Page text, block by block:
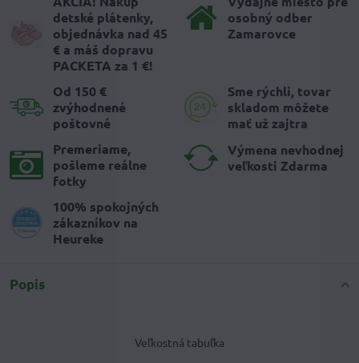
detské plátenky,
objednávka nad 45
€ a máš dopravu
PACKETA za 1 €!
osobný odber
Zamarovce
Od 150 €
zvýhodnené
poštovné
Sme rýchli, tovar
skladom môžete
mať už zajtra
Premeriame,
pošleme reálne
fotky
Výmena nevhodnej
veľkosti Zdarma
100% spokojných
zákazníkov na
Heureke
Popis
Veľkostná tabuľka